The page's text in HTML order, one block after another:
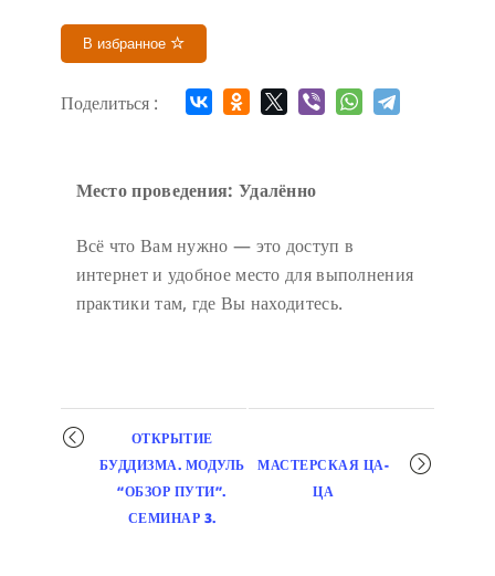
В избранное
Поделиться :
Место проведения: Удалённо
Всё что Вам нужно — это доступ в
интернет и удобное место для выполнения
практики там, где Вы находитесь.
Мероприятие
навигация
ОТКРЫТИЕ
БУДДИЗМА. МОДУЛЬ
“ОБЗОР ПУТИ”.
СЕМИНАР 3.
МАСТЕРСКАЯ ЦА-
ЦА